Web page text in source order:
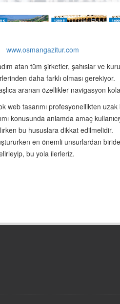
www.osmangazitur.com
atan tüm şirketler, şahıslar ve
daha farklı olması gerekiyor.
aranan özellikler navigasyon
web tasarımı profesyonellikten uzak
konusunda anlamda amaç
bu hususlara dikkat edilmelidir.
en önemli unsurlardan
bu yola ilerleriz.